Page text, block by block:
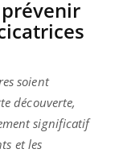
soient
découverte,
significatif
et les